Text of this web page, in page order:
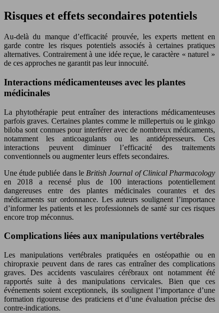
Risques et effets secondaires potentiels
Au-delà du manque d’efficacité prouvée, les experts mettent en
garde contre les risques potentiels associés à certaines pratiques
alternatives. Contrairement à une idée reçue, le caractère « naturel »
de ces approches ne garantit pas leur innocuité.
Interactions médicamenteuses avec les plantes
médicinales
La phytothérapie peut entraîner des interactions médicamenteuses
parfois graves. Certaines plantes comme le millepertuis ou le ginkgo
biloba sont connues pour interférer avec de nombreux médicaments,
notamment les anticoagulants ou les antidépresseurs. Ces
interactions peuvent diminuer l’efficacité des traitements
conventionnels ou augmenter leurs effets secondaires.
Une étude publiée dans le British Journal of Clinical Pharmacology
en 2018 a recensé plus de 100 interactions potentiellement
dangereuses entre des plantes médicinales courantes et des
médicaments sur ordonnance. Les auteurs soulignent l’importance
d’informer les patients et les professionnels de santé sur ces risques
encore trop méconnus.
Complications liées aux manipulations vertébrales
Les manipulations vertébrales pratiquées en ostéopathie ou en
chiropraxie peuvent dans de rares cas entraîner des complications
graves. Des accidents vasculaires cérébraux ont notamment été
rapportés suite à des manipulations cervicales. Bien que ces
événements soient exceptionnels, ils soulignent l’importance d’une
formation rigoureuse des praticiens et d’une évaluation précise des
contre-indications.